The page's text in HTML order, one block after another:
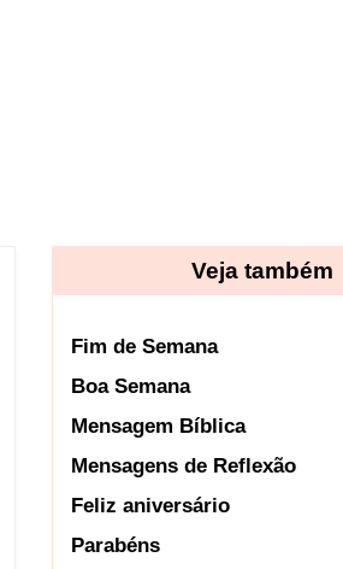
Veja também
Fim de Semana
Boa Semana
Mensagem Bíblica
Mensagens de Reflexão
Feliz aniversário
Parabéns